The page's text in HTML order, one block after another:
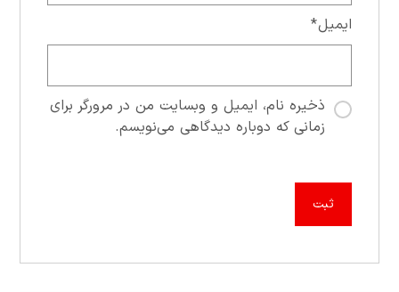
ایمیل*
ذخیره نام، ایمیل و وبسایت من در مرورگر برای
زمانی که دوباره دیدگاهی می‌نویسم.